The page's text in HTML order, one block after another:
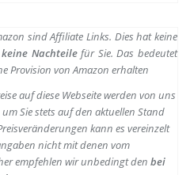
sind Affiliate Links. Dies hat keine
keine Nachteilefür Sie. Das bedeutet
Provision von Amazon erhalten
auf diese Webseite werden von uns
Sie stets auf den aktuellen Stand
kann es vereinzelt
nicht mit denen vom
empfehlen wir unbedingt den bei